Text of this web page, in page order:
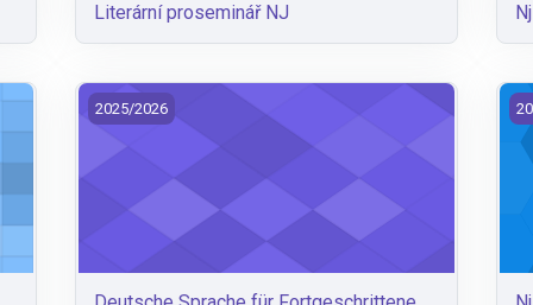
Literární proseminář NJ
Deutsche Sprache für Fortgeschrittene (SS)
2025/2026 Nj